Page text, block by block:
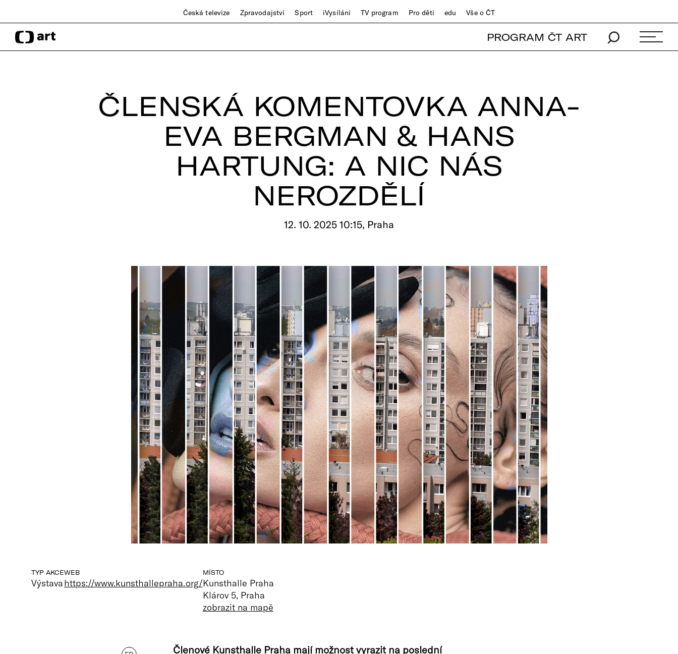
Česká televize Zpravodajství Sport iVysílání TV program Pro děti edu Vše o ČT
PROGRAM ČT ART
ČLENSKÁ KOMENTOVKA ANNA-
EVA BERGMAN & HANS
HARTUNG: A NIC NÁS
NEROZDĚLÍ
12. 10. 2025 10:15, Praha
TYP AKCE
Výstava
WEB
https://www.kunsthallepraha.org/
MÍSTO
Kunsthalle Praha
Klárov 5, Praha
zobrazit na mapě
Členové Kunsthalle Praha mají možnost vyrazit na poslední